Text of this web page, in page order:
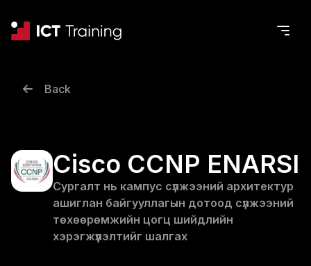
Back
Cisco CCNP ENARSI
Сургалт нь кампус сүлжээний архитектур
ашиглан байгууллагын дотоод сүлжээний
төхөөрөмжийн цогц шийдлийн
хэрэгжүүлэлтийг шалгах